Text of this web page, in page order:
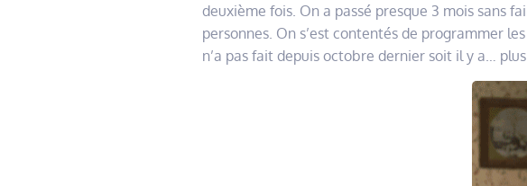
deuxième fois. On a passé presque 3 mois sans
personnes. On s’est contentés de programmer
n’a pas fait depuis octobre dernier soit il y a…